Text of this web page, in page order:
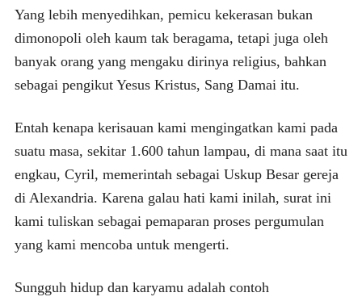
Yang lebih menyedihkan, pemicu kekerasan bukan
dimonopoli oleh kaum tak beragama, tetapi juga oleh
banyak orang yang mengaku dirinya religius, bahkan
sebagai pengikut Yesus Kristus, Sang Damai itu.
Entah kenapa kerisauan kami mengingatkan kami pada
suatu masa, sekitar 1.600 tahun lampau, di mana saat itu
engkau, Cyril, memerintah sebagai Uskup Besar gereja
di Alexandria. Karena galau hati kami inilah, surat ini
kami tuliskan sebagai pemaparan proses pergumulan
yang kami mencoba untuk mengerti.
Sungguh hidup dan karyamu adalah contoh